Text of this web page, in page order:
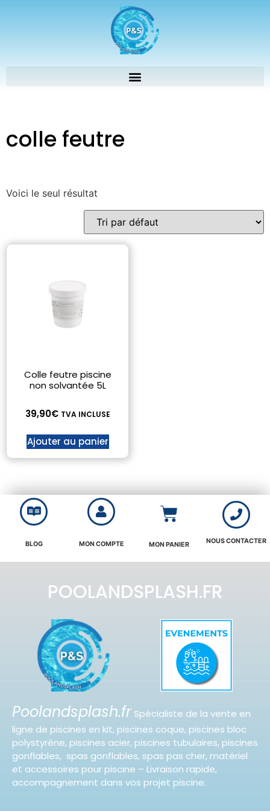
colle feutre
Voici le seul résultat
Colle feutre piscine
non solvantée 5L
39,90€ TVA INCLUSE
Ajouter au panier
BLOG MON COMPTE MON PANIER NOUS CONTACTER
POOLANDSPLASH.FR
Poolandsplash.fr Spécialiste de la vente en
ligne de piscines en kit, piscines coque, piscines bloc
polystyrène, piscines acier, piscines tubulaires, piscines
gonflables, spas gonflables, spas pas cher, matériel
et accessoires pour piscine – Livraison rapide,
accompagnement dans vos projet piscine.